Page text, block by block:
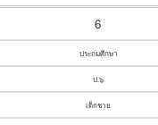
6
ประถมศึกษา
ป.๖
เด็กชาย